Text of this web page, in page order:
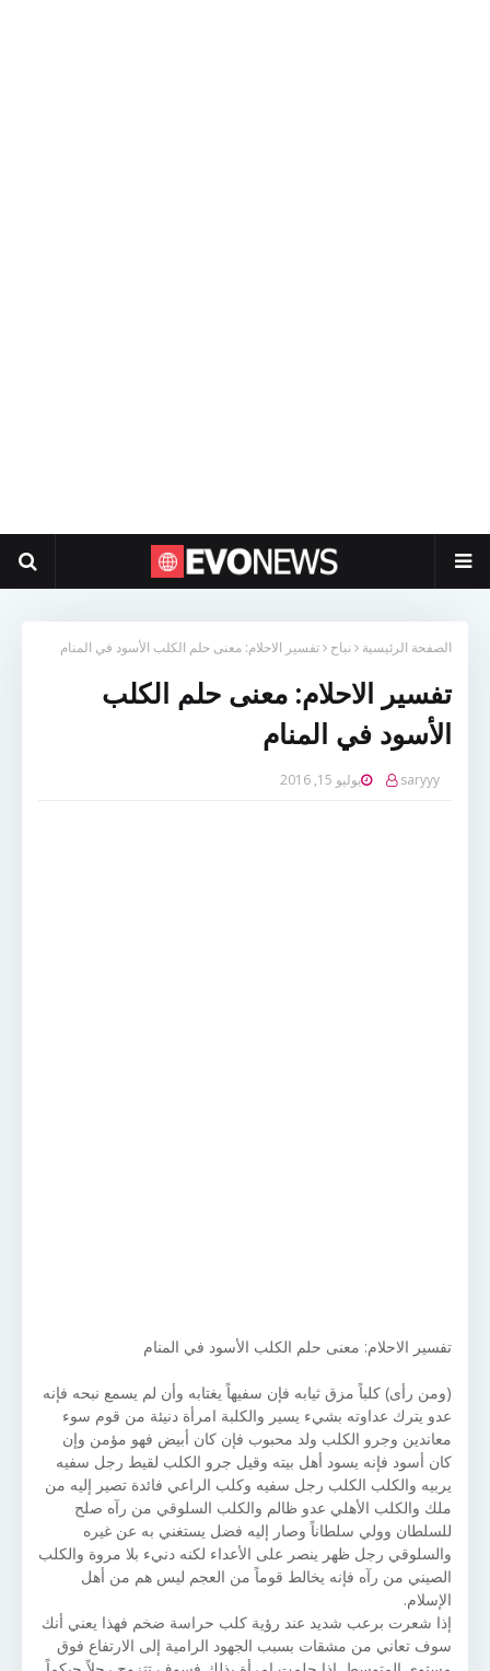
الصفحة الرئيسية نباح تفسير الاحلام: معنى حلم الكلب الأسود في المنام
تفسير الاحلام: معنى حلم الكلب
الأسود في المنام
saryyy يوليو 15, 2016
تفسير الاحلام: معنى حلم الكلب الأسود في المنام
(ومن رأى) كلباً مزق ثيابه فإن سفيهاً يغتابه وأن لم يسمع نبحه فإنه
عدو يترك عداوته بشيء يسير والكلبة امرأة دنيئة من قوم سوء
معاندين وجرو الكلب ولد محبوب فإن كان أبيض فهو مؤمن وإن
كان أسود فإنه يسود أهل بيته وقيل جرو الكلب لقيط رجل سفيه
يربيه والكلب الكلب رجل سفيه وكلب الراعي فائدة تصير إليه من
ملك والكلب الأهلي عدو ظالم والكلب السلوقي من رآه صلح
للسلطان وولي سلطاناً وصار إليه فضل يستغني به عن غيره
والسلوقي رجل ظهر ينصر على الأعداء لكنه دنيء بلا مروة والكلب
الصيني من رآه فإنه يخالط قوماً من العجم ليس هم من أهل
الإسلام.
إذا شعرت برعب شديد عند رؤية كلب حراسة ضخم فهذا يعني أنك
سوف تعاني من مشقات بسبب الجهود الرامية إلى الارتفاع فوق